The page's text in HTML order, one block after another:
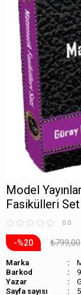
Model
Fasikülleri
0.0
20 ₺799,00
Marka
Barkod
Sayfa sayısı